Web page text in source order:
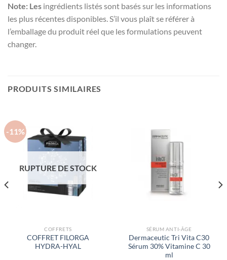
Note: Les ingrédients listés sont basés sur les informations
les plus récentes disponibles. S’il vous plaît se référer à
l’emballage du produit réel que les formulations peuvent
changer.
PRODUITS SIMILAIRES
-11%
RUPTURE DE STOCK
COFFRETS
COFFRET FILORGA
HYDRA-HYAL
SÉRUM ANTI-ÂGE
Dermaceutic Tri Vita C30
Sérum 30% Vitamine C 30
ml